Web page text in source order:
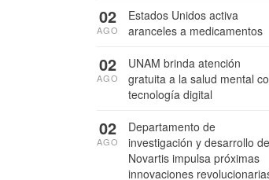
Estados Unidos activa
aranceles a medicamentos
02
AGO
UNAM brinda atención
gratuita a la salud mental
tecnología digital
02
AGO
Departamento de
investigación y desarrollo de
Novartis impulsa próximas
innovaciones
02
AGO